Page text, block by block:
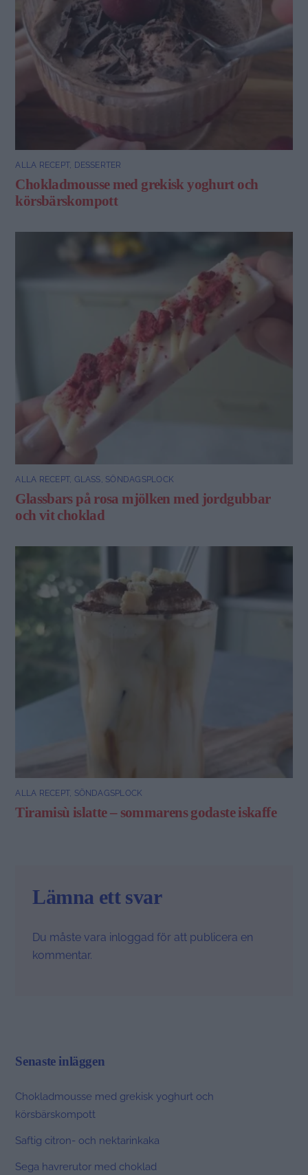
ALLA RECEPT, DESSERTER
Chokladmousse med grekisk yoghurt och
körsbärskompott
ALLA RECEPT, GLASS SÖNDAGSPLOCK
Glassbars på rosa mjölken med jordgubbar
och vit choklad
ALLA RECEPT, SÖNDAGSPLOCK
Tiramisù islatte – sommarens godaste iskaffe
Lämna ett svar
Du måste vara inloggad för att publicera en
kommentar.
Senaste inläggen
Chokladmousse med grekisk yoghurt och
körsbärskompott
Saftig citron- och nektarinkaka
Sega havrerutor med choklad